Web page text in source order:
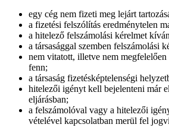
egy cég nem fizeti meg lejárt
a fizetési felszólítás eredménytelen
a hitelező felszámolási kérelmet
a társasággal szemben felszámolási
nem vitatott, illetve nem
fenn;
a társaság fizetésképtelenségi
hitelezői igényt kell bejelenteni már
eljárásban;
a felszámolóval vagy a hitelezői
vételével kapcsolatban merül fel